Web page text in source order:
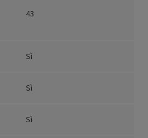
43
Sì
Sì
Sì